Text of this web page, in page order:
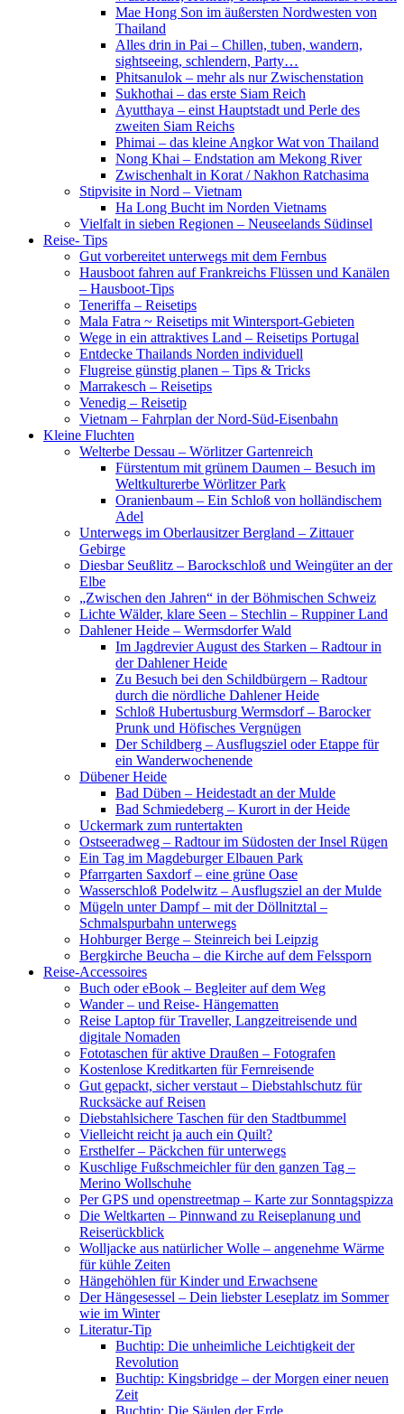
Mae Hong Son im äußersten Nordwesten von
Thailand
Alles drin in Pai – Chillen, tuben, wandern,
sightseeing, schlendern, Party…
Phitsanulok – mehr als nur Zwischenstation
Sukhothai – das erste Siam Reich
Ayutthaya – einst Hauptstadt und Perle des
zweiten Siam Reichs
Phimai – das kleine Angkor Wat von Thailand
Nong Khai – Endstation am Mekong River
Zwischenhalt in Korat / Nakhon Ratchasima
Stipvisite in Nord – Vietnam
Ha Long Bucht im Norden Vietnams
Vielfalt in sieben Regionen – Neuseelands Südinsel
Reise- Tips
Gut vorbereitet unterwegs mit dem Fernbus
Hausboot fahren auf Frankreichs Flüssen und Kanälen
– Hausboot-Tips
Teneriffa – Reisetips
Mala Fatra ~ Reisetips mit Wintersport-Gebieten
Wege in ein attraktives Land – Reisetips Portugal
Entdecke Thailands Norden individuell
Flugreise günstig planen – Tips & Tricks
Marrakesch – Reisetips
Venedig – Reisetip
Vietnam – Fahrplan der Nord-Süd-Eisenbahn
Kleine Fluchten
Welterbe Dessau – Wörlitzer Gartenreich
Fürstentum mit grünem Daumen – Besuch im
Weltkulturerbe Wörlitzer Park
Oranienbaum – Ein Schloß von holländischem
Adel
Unterwegs im Oberlausitzer Bergland – Zittauer
Gebirge
Diesbar Seußlitz – Barockschloß und Weingüter an der
Elbe
„Zwischen den Jahren“ in der Böhmischen Schweiz
Lichte Wälder, klare Seen – Stechlin – Ruppiner Land
Dahlener Heide – Wermsdorfer Wald
Im Jagdrevier August des Starken – Radtour in
der Dahlener Heide
Zu Besuch bei den Schildbürgern – Radtour
durch die nördliche Dahlener Heide
Schloß Hubertusburg Wermsdorf – Barocker
Prunk und Höfisches Vergnügen
Der Schildberg – Ausflugsziel oder Etappe für
ein Wanderwochenende
Dübener Heide
Bad Düben – Heidestadt an der Mulde
Bad Schmiedeberg – Kurort in der Heide
Uckermark zum runtertakten
Ostseeradweg – Radtour im Südosten der Insel Rügen
Ein Tag im Magdeburger Elbauen Park
Pfarrgarten Saxdorf – eine grüne Oase
Wasserschloß Podelwitz – Ausflugsziel an der Mulde
Mügeln unter Dampf – mit der Döllnitztal –
Schmalspurbahn unterwegs
Hohburger Berge – Steinreich bei Leipzig
Bergkirche Beucha – die Kirche auf dem Felssporn
Reise-Accessoires
Buch oder eBook – Begleiter auf dem Weg
Wander – und Reise- Hängematten
Reise Laptop für Traveller, Langzeitreisende und
digitale Nomaden
Fototaschen für aktive Draußen – Fotografen
Kostenlose Kreditkarten für Fernreisende
Gut gepackt, sicher verstaut – Diebstahlschutz für
Rucksäcke auf Reisen
Diebstahlsichere Taschen für den Stadtbummel
Vielleicht reicht ja auch ein Quilt?
Ersthelfer – Päckchen für unterwegs
Kuschlige Fußschmeichler für den ganzen Tag –
Merino Wollschuhe
Per GPS und openstreetmap – Karte zur Sonntagspizza
Die Weltkarten – Pinnwand zu Reiseplanung und
Reiserückblick
Wolljacke aus natürlicher Wolle – angenehme Wärme
für kühle Zeiten
Hängehöhlen für Kinder und Erwachsene
Der Hängesessel – Dein liebster Leseplatz im Sommer
wie im Winter
Literatur-Tip
Buchtip: Die unheimliche Leichtigkeit der
Revolution
Buchtip: Kingsbridge – der Morgen einer neuen
Zeit
Buchtip: Die Säulen der Erde